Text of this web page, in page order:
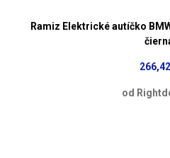
Ramiz Elektrické autíčko
od